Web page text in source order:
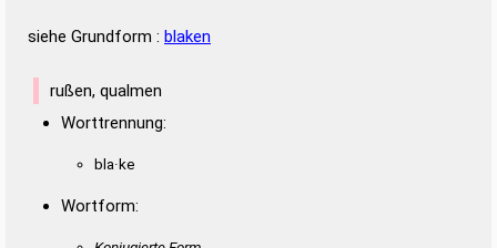
siehe Grundform : blaken
rußen, qualmen
Worttrennung:
bla·ke
Wortform: